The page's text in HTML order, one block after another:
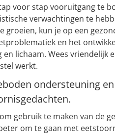
voor stap vooruitgang te
verwachtingen te
groeien, kun je op een
en het
lichaam. Wees vriendelijk
werkt.
ondersteuning
gebruik te maken van de
om te gaan met